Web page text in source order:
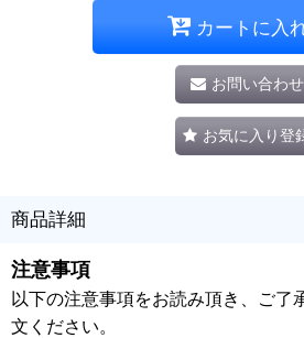
カートに入
お問い合わせ
お気に入り登
商品詳細
注意事項
以下の注意事項をお読み頂き、ご了
文ください。